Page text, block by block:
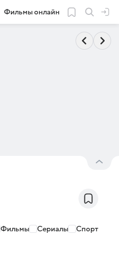
Фильмы онлайн
Фильмы Сериалы Спорт